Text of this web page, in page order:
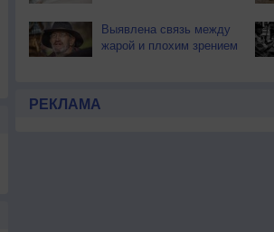
Выявлена связь между
жарой и плохим зрением
РЕКЛАМА